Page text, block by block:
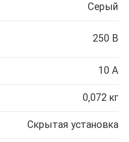
Серый
250 В
10 А
0,072 кг
Скрытая установка